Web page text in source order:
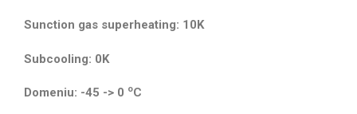
Sunction gas superheating: 10K
Subcooling: 0K
Domeniu: -45 -> 0 oC